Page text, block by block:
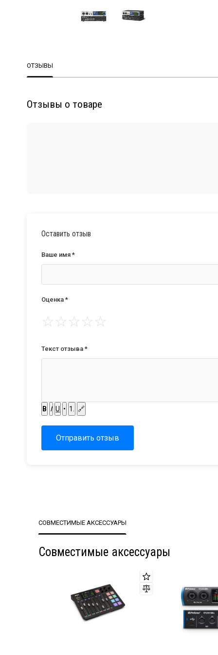
ОТЗЫВЫ
Отзывы о товаре
Оставить отзыв
Ваше имя *
Оценка *
☆☆☆☆☆
Текст отзыва *
B I U • 1. 🔗
Отправить отзыв
СОВМЕСТИМЫЕ АКСЕССУАРЫ
Совместимые аксессуары